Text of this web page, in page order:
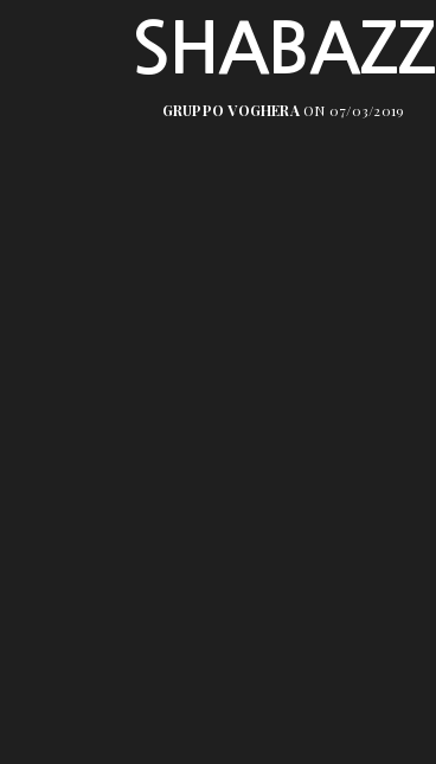
SHABAZZ
GRUPPO VOGHERAON 07/03/2019